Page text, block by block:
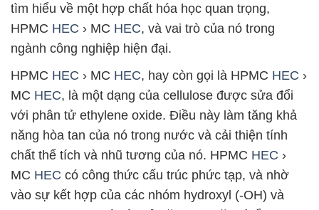
tìm hiểu về một hợp chất hóa học quan trọng,
HPMC HEC › MC HEC, và vai trò của nó trong
ngành công nghiệp hiện đại.
HPMC HEC › MC HEC, hay còn gọi là HPMC HEC ›
MC HEC, là một dạng của cellulose được sửa đổi
với phân tử ethylene oxide. Điều này làm tăng khả
năng hòa tan của nó trong nước và cải thiện tính
chất thể tích và nhũ tương của nó. HPMC HEC ›
MC HEC có công thức cấu trúc phức tạp, và nhờ
vào sự kết hợp của các nhóm hydroxyl (-OH) và